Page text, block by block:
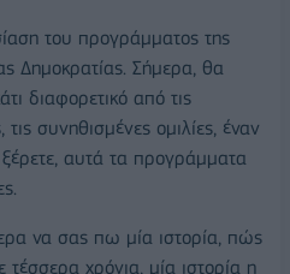
του προγράμματος της
Δημοκρατίας. Σήμερα, θα
διαφορετικό από τις
συνηθισμένες ομιλίες, έναν
αυτά τα προγράμματα
να σας πω μία ιστορία, πώς
χρόνια, μία ιστορία η